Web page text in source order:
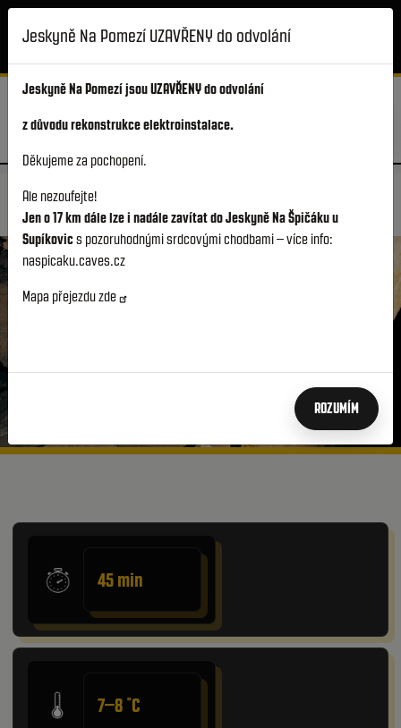
Přejít k hlavnímu obsahu
Otevírací doba
Online vstupenky
Info a ceník
Akce
DOMŮ NAVŠTIVTE JESKYNĚ
INFORMACE A PŘÍSTUP
JESKYNĚ NA POMEZÍ
45 min
7–8 ˚C
Jeskyně Na Pomezí UZAVŘENY do odvolání
Jeskyně Na Pomezí jsou UZAVŘENY do odvolání
z důvodu rekonstrukce elektroinstalace.
Děkujeme za pochopení.
Ale nezoufejte!
Jen o 17 km dále lze i nadále zavítat do Jeskyně Na Špičáku u
Supíkovics pozoruhodnými srdcovými chodbami – více info:
naspicaku.caves.cz
Mapa přejezduzde
ROZUMÍM